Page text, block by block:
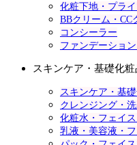
化粧下地・プラ
BBクリーム・CC
コンシーラー
ファンデーショ
スキンケア・基礎化粧
スキンケア・基
クレンジング・
化粧水・フェイ
乳液・美容液・